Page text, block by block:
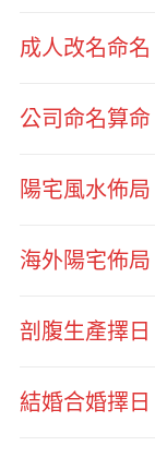
成人改名命名
公司命名算命
陽宅風水佈局
海外陽宅佈局
剖腹生產擇日
結婚合婚擇日